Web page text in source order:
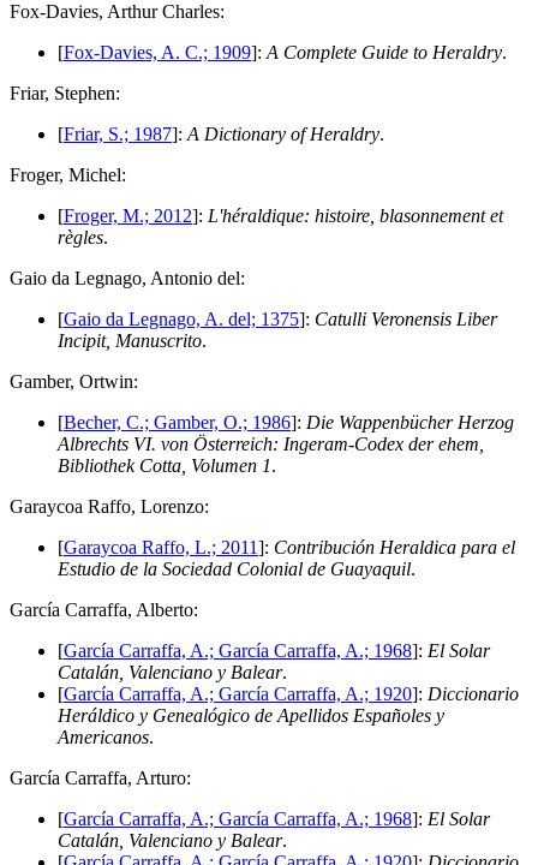
Fox-Davies, Arthur Charles:
[Fox-Davies, A. C.; 1909]: A Complete Guide to Heraldry.
Friar, Stephen:
[Friar, S.; 1987]: A Dictionary of Heraldry.
Froger, Michel:
[Froger, M.; 2012]: L'héraldique: histoire, blasonnement et
règles.
Gaio da Legnago, Antonio del:
[Gaio da Legnago, A. del; 1375]: Catulli Veronensis Liber
Incipit, Manuscrito.
Gamber, Ortwin:
[Becher, C.; Gamber, O.; 1986]: Die Wappenbücher Herzog
Albrechts VI. von Österreich: Ingeram-Codex der ehem,
Bibliothek Cotta, Volumen 1.
Garaycoa Raffo, Lorenzo:
[Garaycoa Raffo, L.; 2011]: Contribución Heraldica para el
Estudio de la Sociedad Colonial de Guayaquil.
García Carraffa, Alberto:
[García Carraffa, A.; García Carraffa, A.; 1968]: El Solar
Catalán, Valenciano y Balear.
[García Carraffa, A.; García Carraffa, A.; 1920]: Diccionario
Heráldico y Genealógico de Apellidos Españoles y
Americanos.
García Carraffa, Arturo:
[García Carraffa, A.; García Carraffa, A.; 1968]: El Solar
Catalán, Valenciano y Balear.